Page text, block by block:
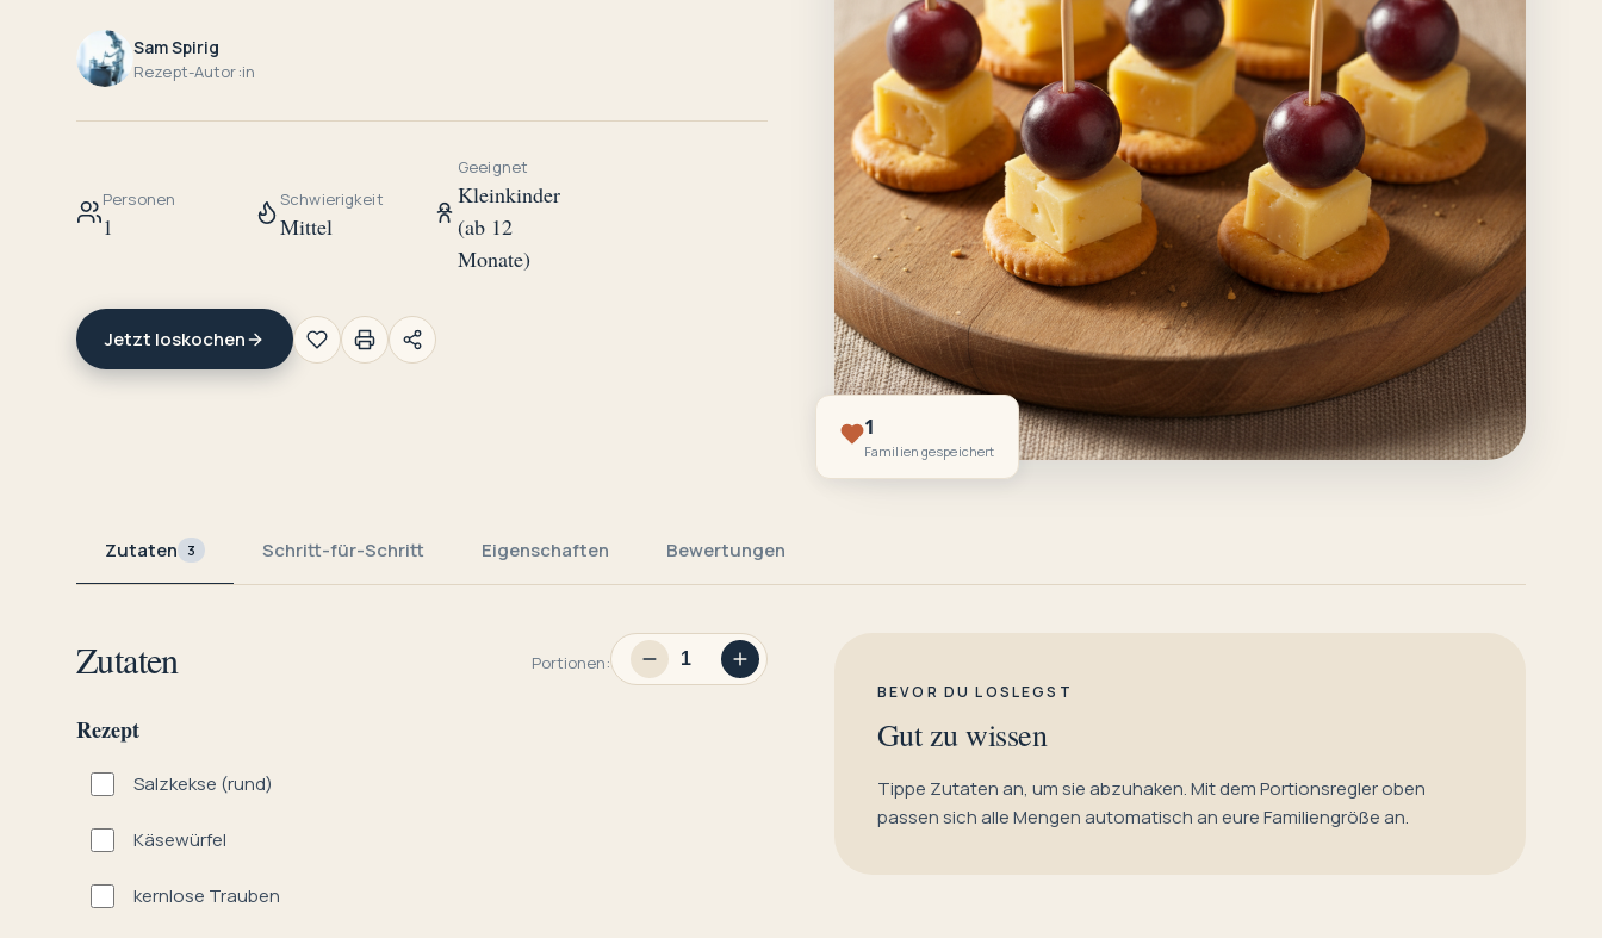
Sam Spirig
Rezept-Autor:in
Personen
1
Schwierigkeit
Mittel
Geeignet
Kleinkinder
(ab 12
Monate)
Jetzt loskochen
1
Familien gespeichert
Zutaten 3 Schritt-für-Schritt Eigenschaften Bewertungen
Zutaten Portionen:
Rezept
Salzkekse (rund)
Käsewürfel
kernlose Trauben
BEVOR DU LOSLEGST
Gut zu wissen
Tippe Zutaten an, um sie abzuhaken. Mit dem Portionsregler oben
passen sich alle Mengen automatisch an eure Familiengröße an.